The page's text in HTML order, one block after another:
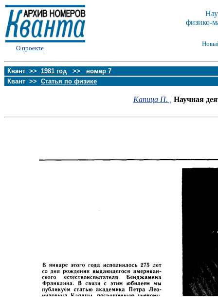
О проекте
физико-
Квант >> 1981 год >> номер 7
Квант >> Статья по физике
Капица П. , Научная